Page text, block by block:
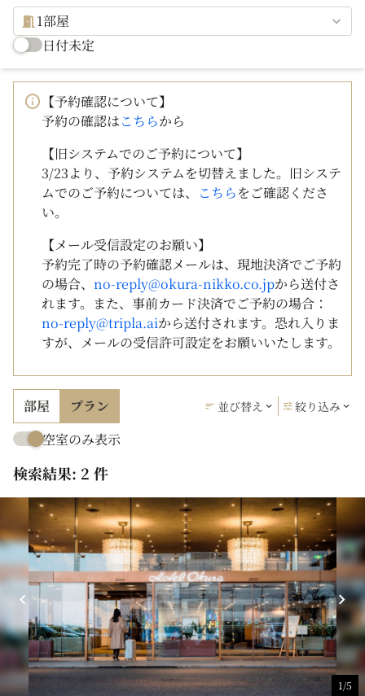
1部屋
日付未定
【予約確認について】
予約の確認はこちらから
【旧システムでのご予約について】
3/23より、予約システムを切替えました。旧システ
ムでのご予約については、
こちらをご確認くださ
い。
【メール受信設定のお願い】
予約完了時の予約確認メールは、現地決済でご予約
の場合、 no-reply@okura-nikko.co.jpから送付さ
れます。また、事前カード決済でご予約の場合：
no-reply@tripla.aiから送付されます。恐れ入りま
すが、メールの受信許可設定をお願いいたします。
部屋 プラン 並び替え 絞り込み
空室のみ表示
検索結果: 2 件
1/5